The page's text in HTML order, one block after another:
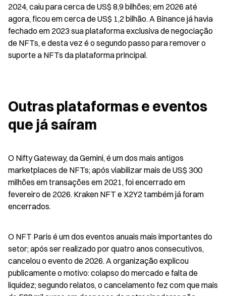
2024, caiu para cerca de US$ 8,9 bilhões; em 2026 até
agora, ficou em cerca de US$ 1,2 bilhão. A Binance já havia
fechado em 2023 sua plataforma exclusiva de negociação
de NFTs, e desta vez é o segundo passo para remover o
suporte a NFTs da plataforma principal.
Outras plataformas e eventos
que já saíram
O Nifty Gateway, da Gemini, é um dos mais antigos
marketplaces de NFTs; após viabilizar mais de US$ 300
milhões em transações em 2021, foi encerrado em
fevereiro de 2026. Kraken NFT e X2Y2 também já foram
encerrados.
O NFT Paris é um dos eventos anuais mais importantes do
setor; após ser realizado por quatro anos consecutivos,
cancelou o evento de 2026. A organização explicou
publicamente o motivo: colapso do mercado e falta de
liquidez; segundo relatos, o cancelamento fez com que mais